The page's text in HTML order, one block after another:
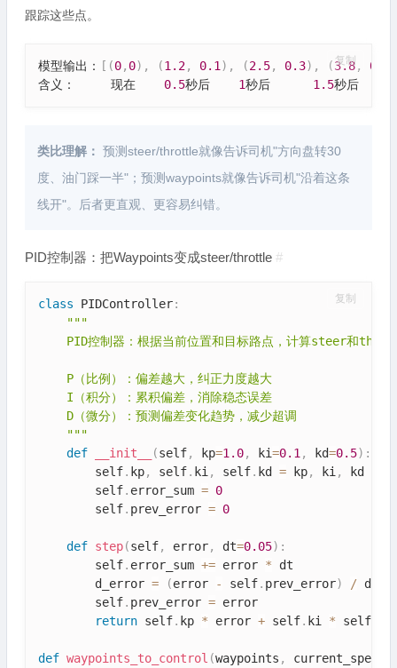
跟踪这些点。
模型输出： [ (0, 0) , (1.2, 0.1 ) , (2.5, 0.3) , (3.8, 0.8
含义：     现在 0.5秒后 1秒后 1.5秒后
复制
类比理解： 预测steer/throttle就像告诉司机"方向盘转30
度、油门踩一半"；预测waypoints就像告诉司机"沿着这条
线开"。后者更直观、更容易纠错。
PID控制器：把Waypoints变成steer/throttle #
class PIDController:
"""
PID控制器：根据当前位置和目标路点，计算steer和
    P（比例）：偏差越大，纠正力度越大
    I（积分）：累积偏差，消除稳态误差
    D（微分）：预测偏差变化趋势，减少超调
    """
def
__init__ (self, kp=1.0, ki=0.1 , kd=0.5) :
        self
. kp, self. ki , self. kd = kp, ki ,
kd
        self
. error_sum = 0
        self
. prev_error = 0
def step(self, error, dt=0.05) :
        self
. error_sum += error * dt
        d_error
= (error - self. prev_error) / dt
        self
. prev_error = error
return self. kp * error + self. ki * self
def waypoints_to_control (waypoints , current_speed
复制